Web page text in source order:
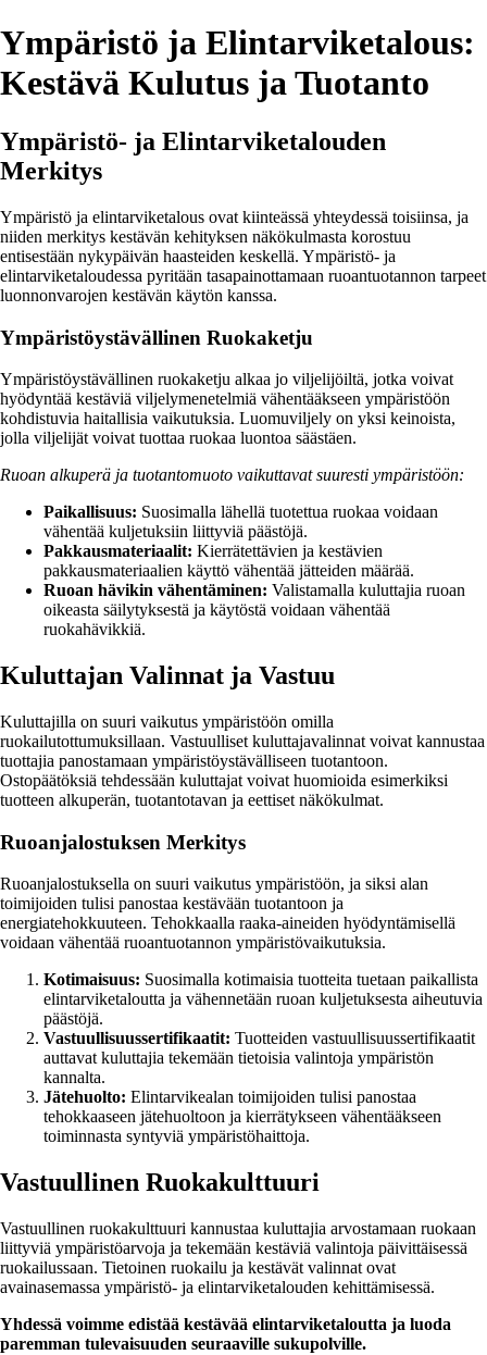
Ympäristö ja Elintarviketalous:
Kestävä Kulutus ja Tuotanto
Ympäristö- ja Elintarviketalouden
Merkitys
Ympäristö ja elintarviketalous ovat kiinteässä yhteydessä toisiinsa, ja
niiden merkitys kestävän kehityksen näkökulmasta korostuu
entisestään nykypäivän haasteiden keskellä. Ympäristö- ja
elintarviketaloudessa pyritään tasapainottamaan ruoantuotannon tarpeet
luonnonvarojen kestävän käytön kanssa.
Ympäristöystävällinen Ruokaketju
Ympäristöystävällinen ruokaketju alkaa jo viljelijöiltä, jotka voivat
hyödyntää kestäviä viljelymenetelmiä vähentääkseen ympäristöön
kohdistuvia haitallisia vaikutuksia. Luomuviljely on yksi keinoista,
jolla viljelijät voivat tuottaa ruokaa luontoa säästäen.
Ruoan alkuperä ja tuotantomuoto vaikuttavat suuresti ympäristöön:
Paikallisuus: Suosimalla lähellä tuotettua ruokaa voidaan
vähentää kuljetuksiin liittyviä päästöjä.
Pakkausmateriaalit: Kierrätettävien ja kestävien
pakkausmateriaalien käyttö vähentää jätteiden määrää.
Ruoan hävikin vähentäminen: Valistamalla kuluttajia ruoan
oikeasta säilytyksestä ja käytöstä voidaan vähentää
ruokahävikkiä.
Kuluttajan Valinnat ja Vastuu
Kuluttajilla on suuri vaikutus ympäristöön omilla
ruokailutottumuksillaan. Vastuulliset kuluttajavalinnat voivat kannustaa
tuottajia panostamaan ympäristöystävälliseen tuotantoon.
Ostopäätöksiä tehdessään kuluttajat voivat huomioida esimerkiksi
tuotteen alkuperän, tuotantotavan ja eettiset näkökulmat.
Ruoanjalostuksen Merkitys
Ruoanjalostuksella on suuri vaikutus ympäristöön, ja siksi alan
toimijoiden tulisi panostaa kestävään tuotantoon ja
energiatehokkuuteen. Tehokkaalla raaka-aineiden hyödyntämisellä
voidaan vähentää ruoantuotannon ympäristövaikutuksia.
Kotimaisuus: Suosimalla kotimaisia tuotteita tuetaan paikallista
elintarviketaloutta ja vähennetään ruoan kuljetuksesta aiheutuvia
päästöjä.
Vastuullisuussertifikaatit: Tuotteiden vastuullisuussertifikaatit
auttavat kuluttajia tekemään tietoisia valintoja ympäristön
kannalta.
Jätehuolto: Elintarvikealan toimijoiden tulisi panostaa
tehokkaaseen jätehuoltoon ja kierrätykseen vähentääkseen
toiminnasta syntyviä ympäristöhaittoja.
Vastuullinen Ruokakulttuuri
Vastuullinen ruokakulttuuri kannustaa kuluttajia arvostamaan ruokaan
liittyviä ympäristöarvoja ja tekemään kestäviä valintoja päivittäisessä
ruokailussaan. Tietoinen ruokailu ja kestävät valinnat ovat
avainasemassa ympäristö- ja elintarviketalouden kehittämisessä.
Yhdessä voimme edistää kestävää elintarviketaloutta ja luoda
paremman tulevaisuuden seuraaville sukupolville.